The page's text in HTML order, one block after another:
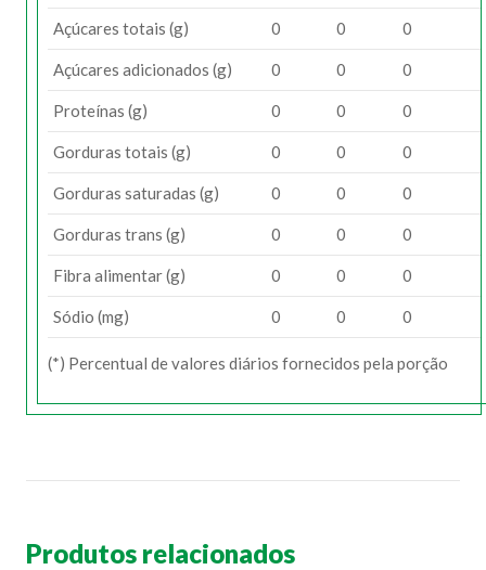
Açúcares totais (g) 0 0 0
Açúcares adicionados (g) 0 0 0
Proteínas (g) 0 0 0
Gorduras totais (g) 0 0 0
Gorduras saturadas (g) 0 0 0
Gorduras trans (g) 0 0 0
Fibra alimentar (g) 0 0 0
Sódio (mg) 0 0 0
(*) Percentual de valores diários fornecidos pela porção
Produtos relacionados